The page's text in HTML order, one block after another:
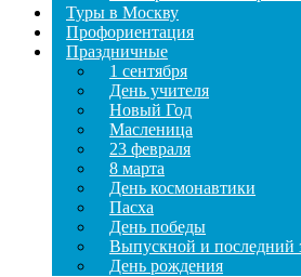
Туры в Москву
Профориентация
Праздничные
1 сентября
День учителя
Новый Год
Масленица
23 февраля
8 марта
День космонавтики
Пасха
День победы
Выпускной и последний
День рождения